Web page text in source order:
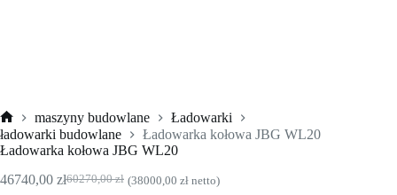
Strona
główna
maszyny budowlane
Ładowarki
ładowarki budowlane
Ładowarka kołowa JBG WL20
Ładowarka kołowa JBG WL20
60270,00zł
Pierwotna
46740,00 złAktualna
(38000,00 zł netto)